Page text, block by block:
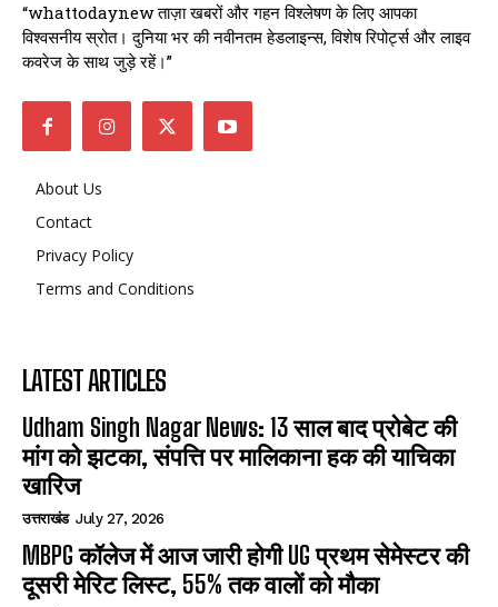
“whattodaynew ताज़ा खबरों और गहन विश्लेषण के लिए आपका
विश्वसनीय स्रोत। दुनिया भर की नवीनतम हेडलाइन्स, विशेष रिपोर्ट्स और लाइव
कवरेज के साथ जुड़े रहें।”
About Us
Contact
Privacy Policy
Terms and Conditions
LATEST ARTICLES
Udham Singh Nagar News: 13 साल बाद प्रोबेट की
मांग को झटका, संपत्ति पर मालिकाना हक की याचिका
खारिज
उत्तराखंड July 27, 2026
MBPG कॉलेज में आज जारी होगी UG प्रथम सेमेस्टर की
दूसरी मेरिट लिस्ट, 55% तक वालों को मौका